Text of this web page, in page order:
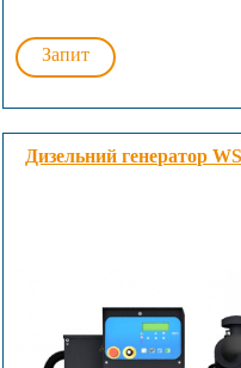
Запит
Дизельний генератор